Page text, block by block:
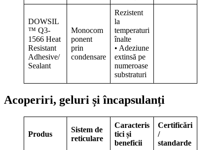
DOWSIL
™ Q3-
1566 Heat
Resistant
Adhesive/
Sealant
Monocom
ponent
prin
condensare
Rezistent
la
temperaturi
înalte
• Adeziune
extinsă pe
numeroase
substraturi
Acoperiri, geluri și încapsulanți
Produs
Sistem de
reticulare
Caracteris
tici și
beneficii
Certificări
/
standarde